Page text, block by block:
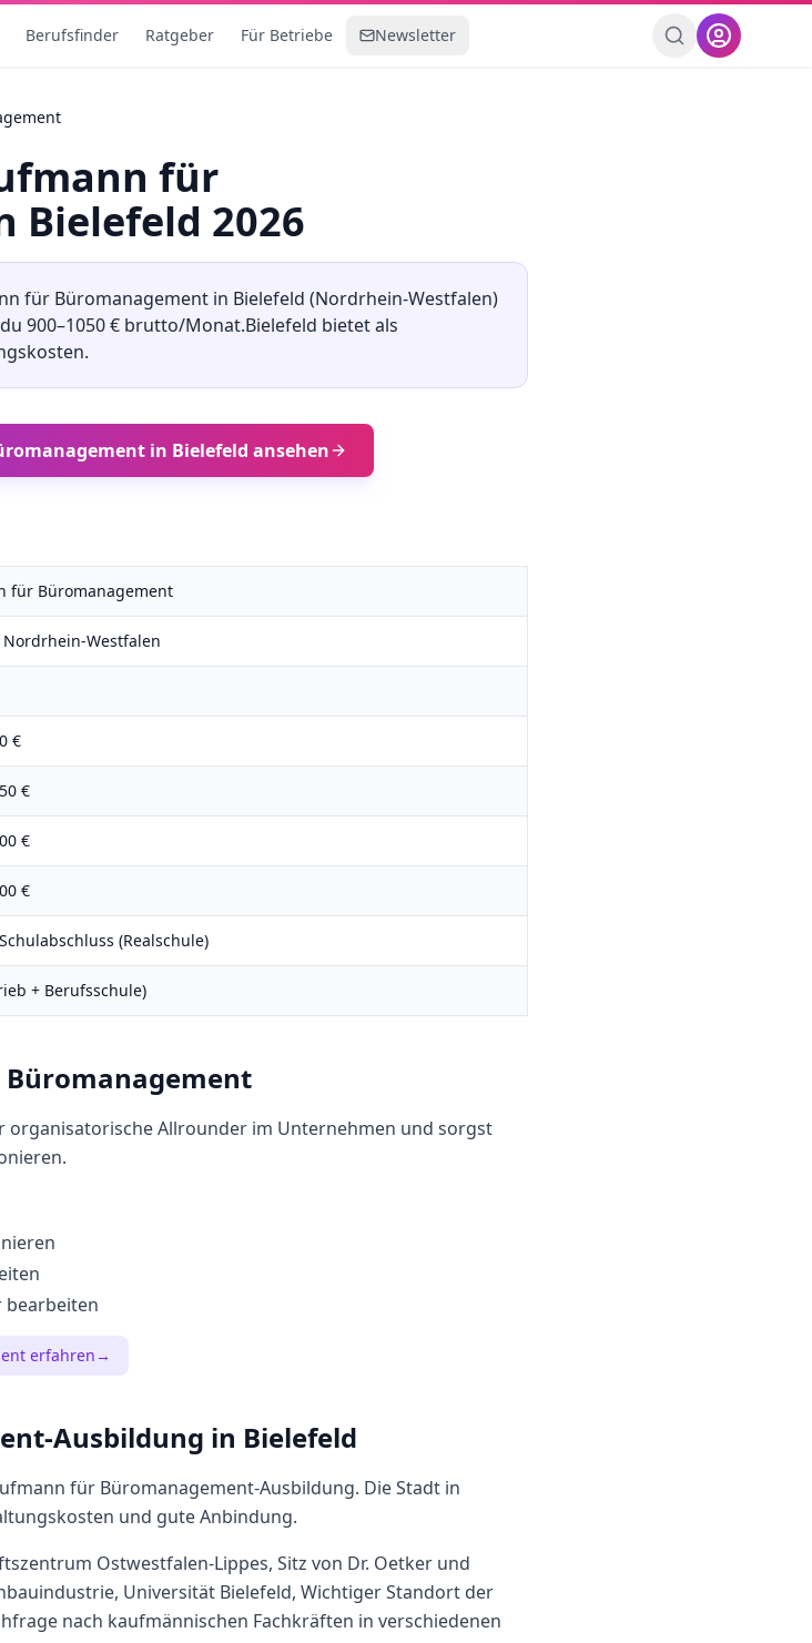
Berufsfinder Ratgeber Für Betriebe Newsletter
für
Bielefeld 2026
für Büromanagement in Bielefeld (Nordrhein-Westfalen)
900–1050€ brutto/Monat.Bielefeld bietet als
in Bielefeld ansehen
für Büromanagement
Nordrhein-Westfalen
€
€
€
€
(Realschule)
+ Berufsschule)
Allrounder im Unternehmen und sorgst
bearbeiten
erfahren→
-Ausbildung in Bielefeld
für Büromanagement-Ausbildung. Die Stadt in
und gute Anbindung.
Ostwestfalen-Lippes, Sitz von Dr. Oetker und
Universität Bielefeld, Wichtiger Standort der
nach kaufmännischen Fachkräften in verschiedenen